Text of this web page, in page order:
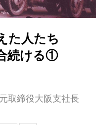
た人たち
続ける①
取締役大阪支社長